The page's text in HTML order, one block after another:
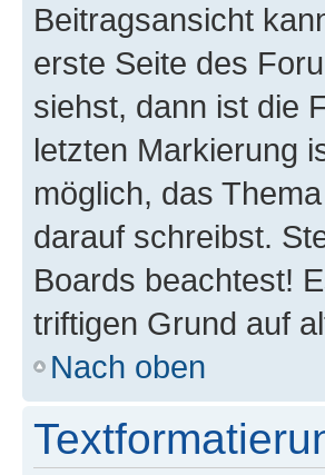
Beitragsansicht
erste Seite des
siehst, dann ist die
letzten Markierung
möglich, das
darauf schreibst.
Boards beachtest!
triftigen Grund auf
Nach oben